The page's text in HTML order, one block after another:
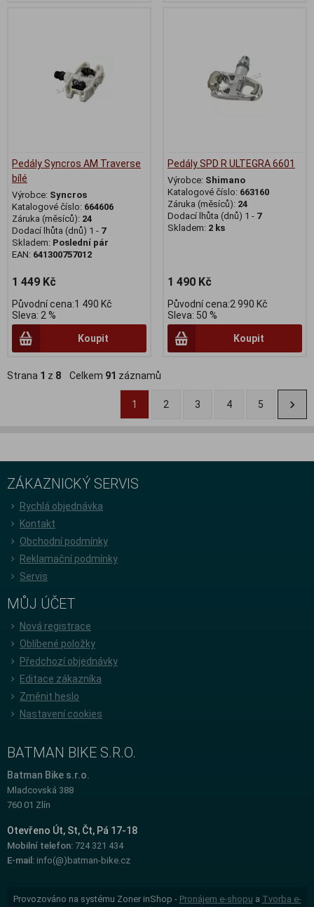
Pedály Syncros AM Traverse
bílé
Výrobce: Syncros
Katalogové číslo: 664606
Záruka (měsíců): 24
Dodací lhůta (dnů) 1 - 7
Skladem: Poslední pár
EAN: 641300757012
1 449 Kč
Původní cena:1 490 Kč
Sleva: 2 %
Koupit
Pedály SPD R ULTEGRA 6601
Výrobce: Shimano
Katalogové číslo: 663160
Záruka (měsíců): 24
Dodací lhůta (dnů) 1 - 7
Skladem: 2 ks
1 490 Kč
Původní cena:2 990 Kč
Sleva: 50 %
Koupit
Strana 1 z 8 Celkem 91 záznamů
1 2 3 4 5
ZÁKAZNICKÝ SERVIS
Rychlá objednávka
Kontakt
Obchodní podmínky
Reklamační podmínky
Servis
MŮJ ÚČET
Nová registrace
Oblíbené položky
Předchozí objednávky
Editace zákazníka
Změnit heslo
Nastavení cookies
BATMAN BIKE S.R.O.
Batman Bike s.r.o.
Mladcovská 388
760 01 Zlín
Otevřeno Út, St, Čt, Pá 17-18
Mobilní telefon: 724 321 434
E-mail: info(@)batman-bike.cz
Provozováno na systému Zoner inShop - Pronájem e-shopu a Tvorba e-